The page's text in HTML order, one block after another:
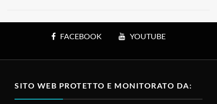
FACEBOOK YOUTUBE
SITO WEB PROTETTO E MONITORATO DA: